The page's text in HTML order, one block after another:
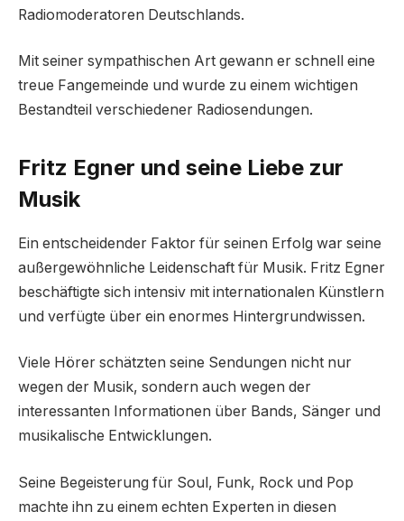
Radiomoderatoren Deutschlands.
Mit seiner sympathischen Art gewann er schnell eine
treue Fangemeinde und wurde zu einem wichtigen
Bestandteil verschiedener Radiosendungen.
Fritz Egner und seine Liebe zur
Musik
Ein entscheidender Faktor für seinen Erfolg war seine
außergewöhnliche Leidenschaft für Musik. Fritz Egner
beschäftigte sich intensiv mit internationalen Künstlern
und verfügte über ein enormes Hintergrundwissen.
Viele Hörer schätzten seine Sendungen nicht nur
wegen der Musik, sondern auch wegen der
interessanten Informationen über Bands, Sänger und
musikalische Entwicklungen.
Seine Begeisterung für Soul, Funk, Rock und Pop
machte ihn zu einem echten Experten in diesen